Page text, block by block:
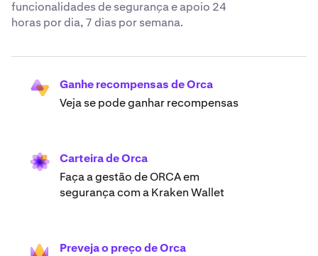
funcionalidades de segurança e apoio 24
horas por dia, 7 dias por semana.
Ganhe recompensas de Orca
Veja se pode ganhar recompensas
Carteira de Orca
Faça a gestão de ORCA em
segurança com a Kraken Wallet
Preveja o preço de Orca